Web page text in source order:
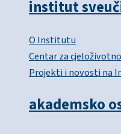
institut
O Institutu
Centar za
Projekti i novosti na
akademsko